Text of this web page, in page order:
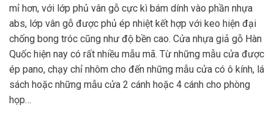
mỉ hơn, với lớp phủ vân gỗ cực kì bám dính vào phần nhựa
abs, lớp vân gỗ được phủ ép nhiệt kết hợp với keo hiện đại
chống bong tróc cũng như độ bền cao. Cửa nhựa giả gỗ Hàn
Quốc hiện nay có rất nhiều mẫu mã. Từ những mẫu cửa được
ép pano, chạy chỉ nhôm cho đến những mẫu cửa có ô kính, lá
sách hoặc những mẫu cửa 2 cánh hoặc 4 cánh cho phòng
họp…